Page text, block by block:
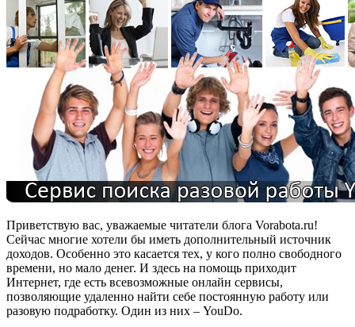
Приветствую вас, уважаемые читатели блога Vorabota.ru!
Сейчас многие хотели бы иметь дополнительный источник
доходов. Особенно это касается тех, у кого полно свободного
времени, но мало денег. И здесь на помощь приходит
Интернет, где есть всевозможные онлайн сервисы,
позволяющие удаленно найти себе постоянную работу или
разовую подработку. Один из них – YouDo.